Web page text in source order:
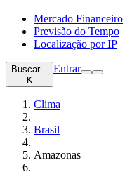
Mercado Financeiro
Previsão do Tempo
Localização por IP
Buscar...
K
Entrar
Clima
Brasil
Amazonas